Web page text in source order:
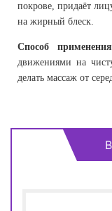
покрове, придаёт
на жирный блеск.
Способ
движениями на
делать массаж от